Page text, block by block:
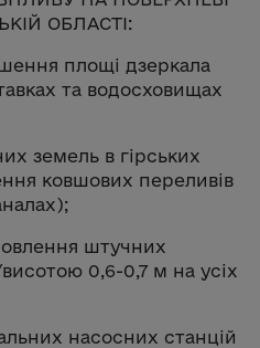
ОБЛАСТІ:
площі дзеркала
та водосховищах
земель в гірських
ковшових переливів
штучних
0,6-0,7 м на усіх
насосних станцій